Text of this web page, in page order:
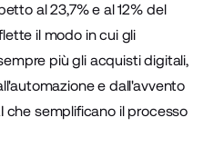
al 23,7% e al 12% del
il modo in cui gli
più gli acquisti digitali,
e dall'avvento
che semplificano il processo